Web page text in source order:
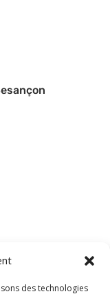
des technologies